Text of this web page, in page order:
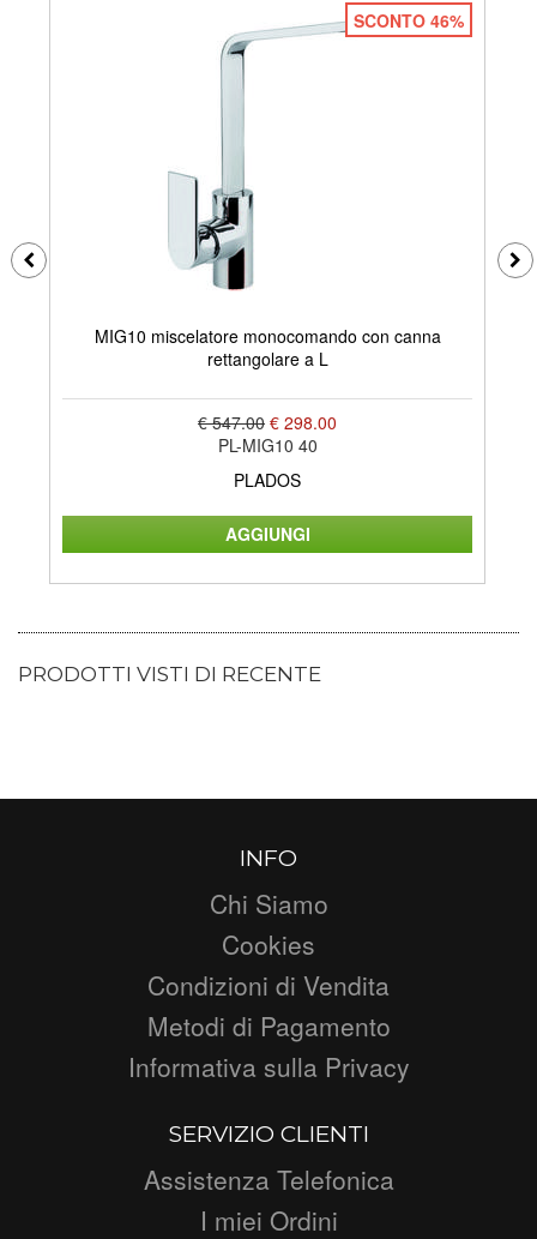
SCONTO 46%
MIG10 miscelatore monocomando con canna
rettangolare a L
€ 547.00 € 298.00
PL-MIG10 40
PLADOS
PRODOTTI VISTI DI RECENTE
INFO
Chi Siamo
Cookies
Condizioni di Vendita
Metodi di Pagamento
Informativa sulla Privacy
SERVIZIO CLIENTI
Assistenza Telefonica
I miei Ordini